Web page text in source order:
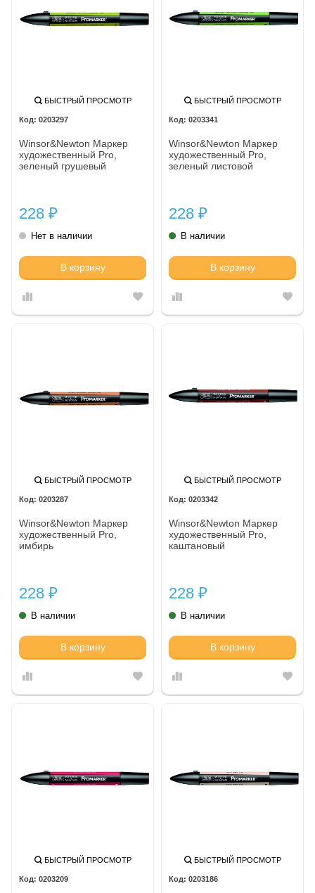
БЫСТРЫЙ ПРОСМОТР
0203297
Winsor&Newton Маркер
художественный Pro,
зеленый грушевый
228 ₽
Нет в наличии
В корзину
БЫСТРЫЙ ПРОСМОТР
0203341
Winsor&Newton Маркер
художественный Pro,
зеленый листовой
228 ₽
В наличии
В корзину
БЫСТРЫЙ ПРОСМОТР
0203287
Winsor&Newton Маркер
художественный Pro,
имбирь
228 ₽
В наличии
В корзину
БЫСТРЫЙ ПРОСМОТР
0203342
Winsor&Newton Маркер
художественный Pro,
каштановый
228 ₽
В наличии
В корзину
БЫСТРЫЙ ПРОСМОТР
0203209
БЫСТРЫЙ ПРОСМОТР
0203186